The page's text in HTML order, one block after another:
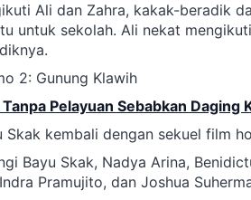
Ali dan Zahra, kakak-beradik
untuk sekolah. Ali nekat
2: Gunung Klawih
Pelayuan Sebabkan Daging
Skak kembali dengan sekuel film
Bayu Skak, Nadya Arina,
Pramujito, dan Joshua